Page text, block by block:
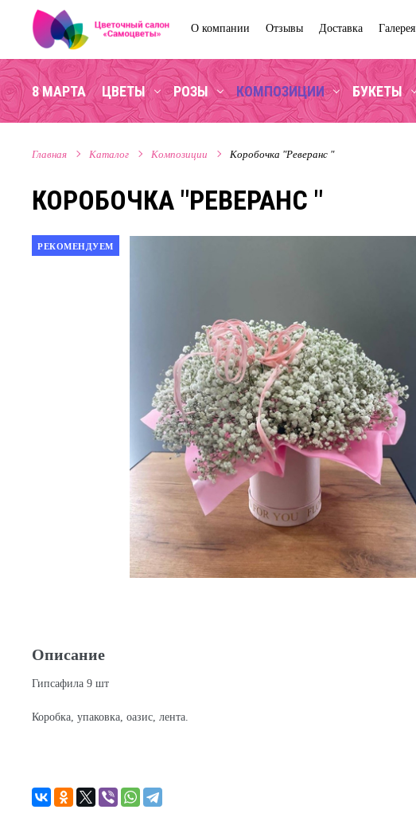
О компании Отзывы Доставка Галерея
8 МАРТА ЦВЕТЫ РОЗЫ КОМПОЗИЦИИ БУКЕТЫ
Главная Каталог Композиции Коробочка "Реверанс "
КОРОБОЧКА "РЕВЕРАНС "
РЕКОМЕНДУЕМ
Описание
Гипсафила 9 шт
Коробка, упаковка, оазис, лента.